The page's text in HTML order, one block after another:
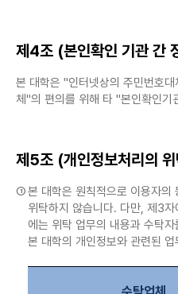
제4조 (본인확인 기관 간
본 대학은 "인터넷상의 주민번호
체"의 편의를 위해 타 "본인확인기
제5조 (개인정보처리의
①본 대학은 원칙적으로 이용자의
위탁하지 않습니다. 다만, 제3
에는 위탁 업무의 내용과 수탁
본 대학의 개인정보와 관련된